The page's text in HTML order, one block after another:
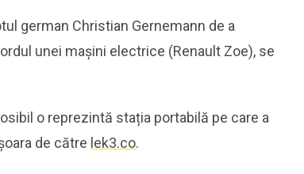
german Christian Gernemann de a
unei mașini electrice (Renault Zoe), se
o reprezintă stația portabilă pe care a
de către lek3.co.